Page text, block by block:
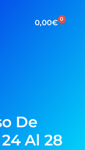
0,00€ 0
De
Al 28